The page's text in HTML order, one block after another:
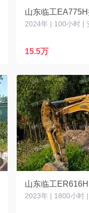
山东临工
2024年 | 100小时 |
15.5万
山东临工
2023年 | 1800小时